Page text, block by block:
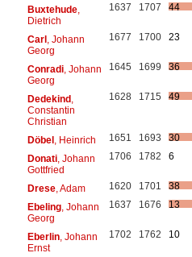
Buxtehude,
Dietrich
1637 1707 44
Carl, Johann
Georg
1677 1700 23
Conradi, Johann
Georg
1645 1699 36
Dedekind,
Constantin
Christian
1628 1715 49
Döbel, Heinrich 1651 1693
30
Donati, Johann
Gottfried
1706 1782 6
Drese, Adam 1620 1701
38
Ebeling, Johann
Georg
1637 1676 13
Eberlin, Johann
Ernst
1702 1762 10